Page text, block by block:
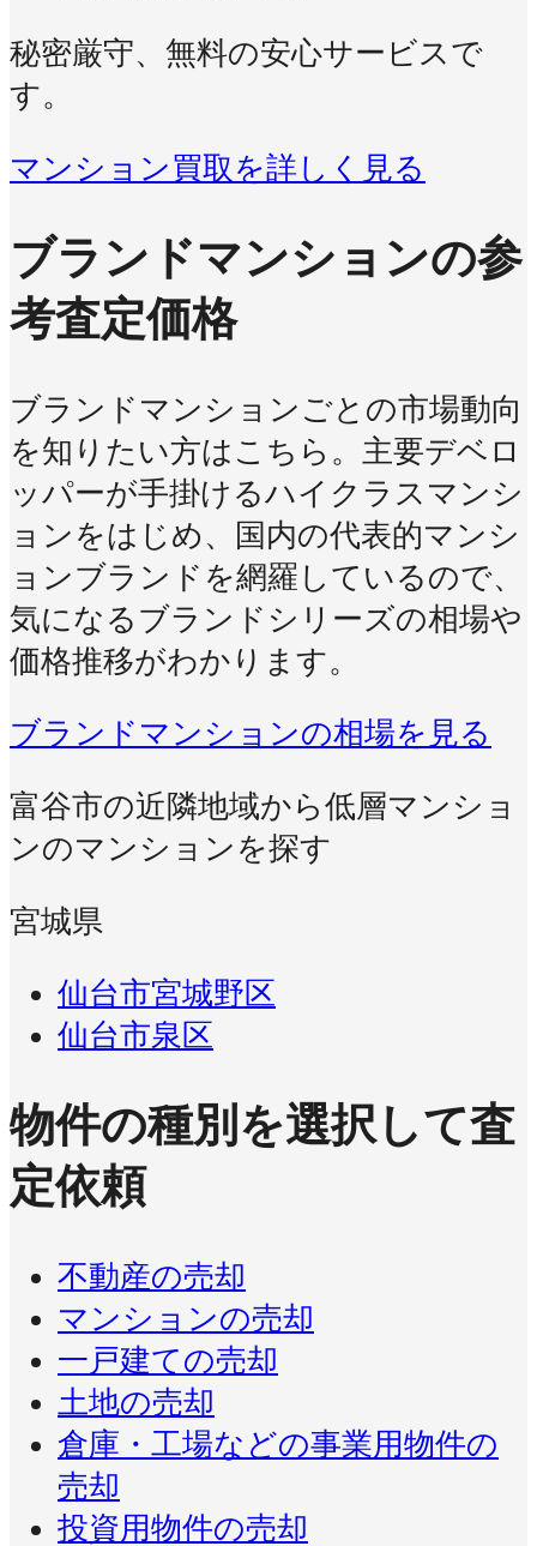
秘密厳守、無料の安心サービスで
す。
マンション買取を詳しく見る
ブランドマンションの参
考査定価格
ブランドマンションごとの市場動向
を知りたい方はこちら。主要デベロ
ッパーが手掛けるハイクラスマンシ
ョンをはじめ、国内の代表的マンシ
ョンブランドを網羅しているので、
気になるブランドシリーズの相場や
価格推移がわかります。
ブランドマンションの相場を見る
富谷市の近隣地域から低層マンショ
ンのマンションを探す
宮城県
仙台市宮城野区
仙台市泉区
物件の種別を選択して査
定依頼
不動産の売却
マンションの売却
一戸建ての売却
土地の売却
倉庫・工場などの事業用物件の
売却
投資用物件の売却